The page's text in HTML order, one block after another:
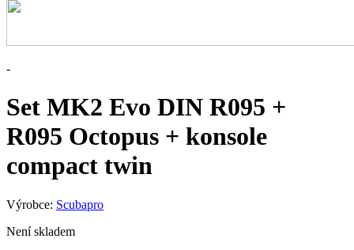
-
Set MK2 Evo DIN R095 +
R095 Octopus + konsole
compact twin
Výrobce: Scubapro
Není skladem